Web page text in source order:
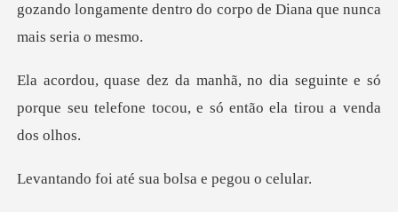
gozando longamente dentro do
no dia seguinte e só
porque seu telefone t
do foi até sua bols